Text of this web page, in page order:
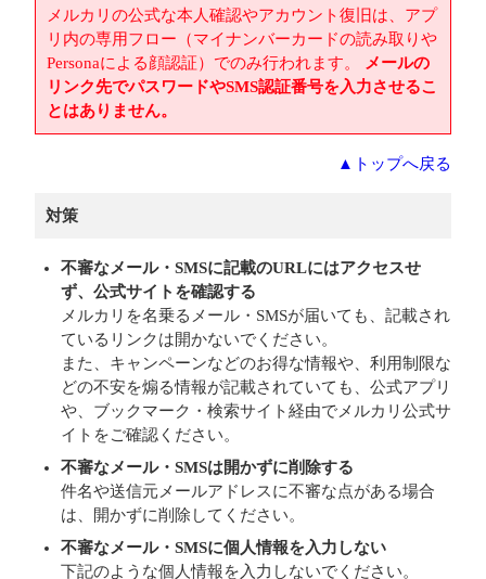
メルカリの公式な本人確認やアカウント復旧は、アプ
リ内の専用フロー（マイナンバーカードの読み取りや
Personaによる顔認証）でのみ行われます。
メールの
リンク先でパスワードやSMS認証番号を入力させるこ
とはありません。
▲トップへ戻る
対策
不審なメール・SMSに記載のURLにはアクセスせ
ず、公式サイトを確認する
メルカリを名乗るメール・SMSが届いても、記載され
ているリンクは開かないでください。
また、キャンペーンなどのお得な情報や、利用制限な
どの不安を煽る情報が記載されていても、公式アプリ
や、ブックマーク・検索サイト経由でメルカリ公式サ
イトをご確認ください。
不審なメール・SMSは開かずに削除する
件名や送信元メールアドレスに不審な点がある場合
は、開かずに削除してください。
不審なメール・SMSに個人情報を入力しない
下記のような個人情報を入力しないでください。